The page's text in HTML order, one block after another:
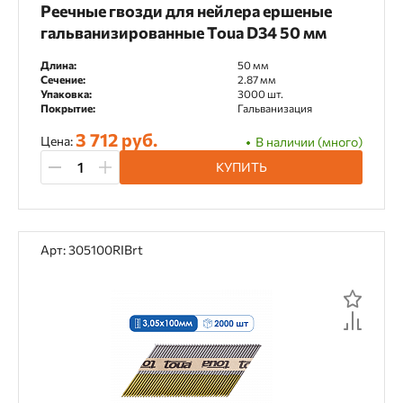
Bullet Point
Применяется с инструментом
Toua DCCN40 аккумуляторный пистолет
Toua DCIN160
Toua GSN50 газовый пистолет
16 мм 20 мм
Реечные гвозди для нейлера ершеные
гальванизированные Toua D34 50 мм
Длина:
50 мм
Сечение:
2.87 мм
Упаковка:
3000 шт.
Покрытие:
Гальванизация
Цена:3 712 руб.
В наличии (много)
КУПИТЬ
Арт: 305100RIBrt